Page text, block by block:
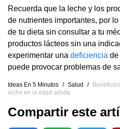
Recuerda que la leche y los
de nutrientes importantes, por
de tu dieta sin consultar a tu
productos lácteos sin una
experimentar una deficiencia de
puede provocar problemas de
Ideas En 5 Minutos / Salud /
leche en la edad adulta
Compartir este